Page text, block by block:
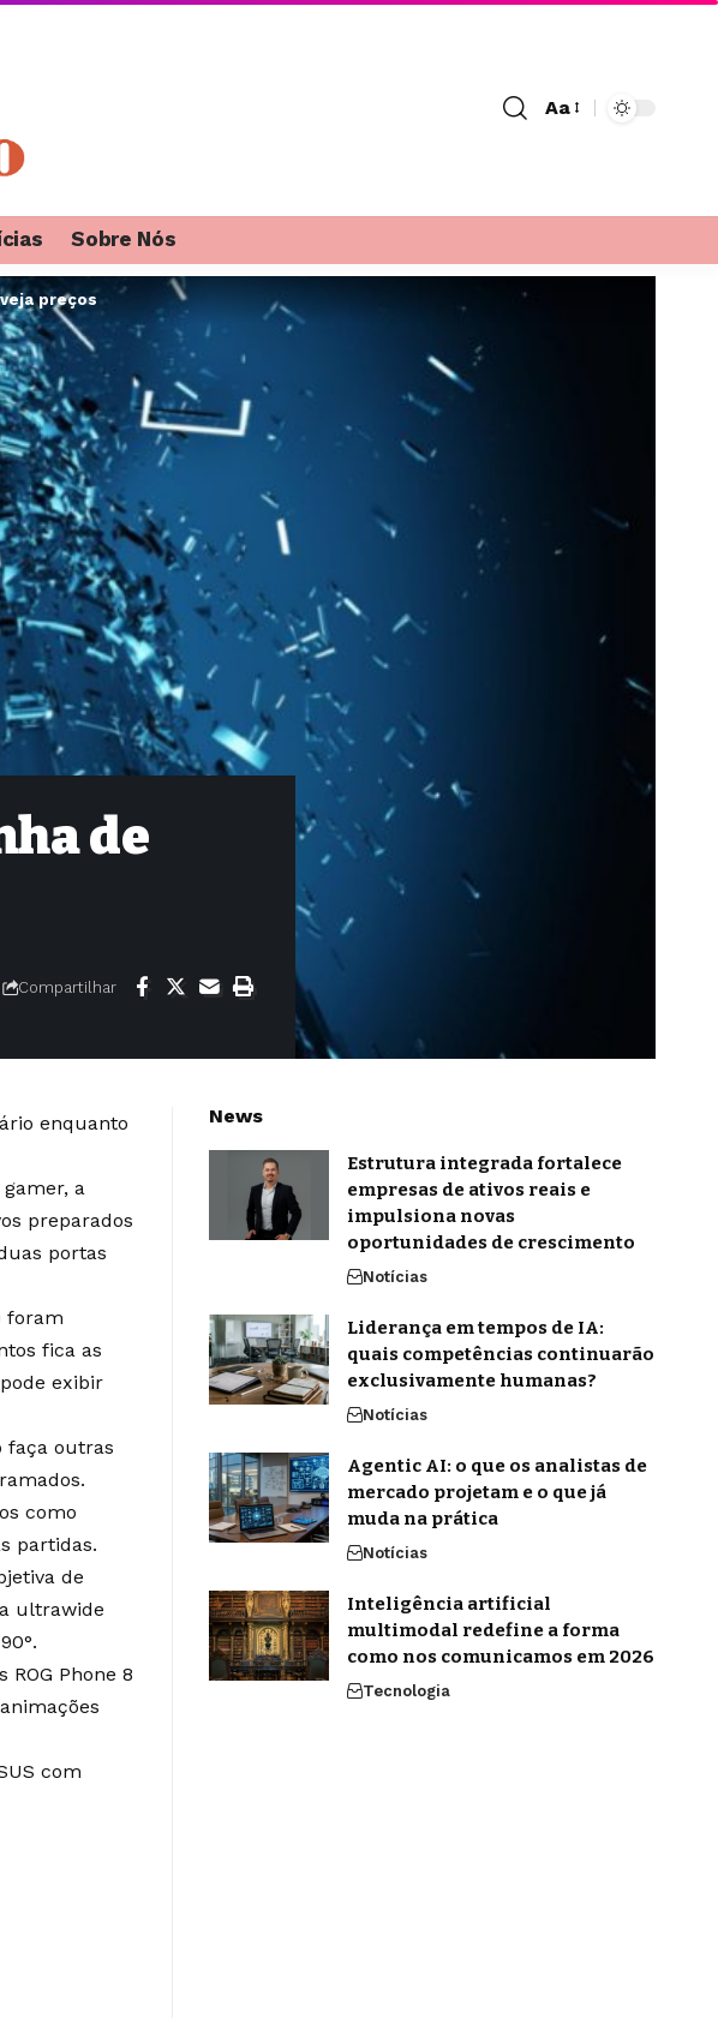
Aa
Sobre Nós
preços
de
Compartilhar
enquanto
a
preparados
portas
foram
fica as
exibir
faça outras
como
partidas.
de
ultrawide
Phone 8
com
News
Estrutura integrada fortalece
empresas de ativos reais e
impulsiona novas
oportunidades de crescimento
Notícias
Liderança em tempos de IA:
quais competências continuarão
exclusivamente humanas?
Notícias
Agentic AI: o que os analistas de
mercado projetam e o que já
muda na prática
Notícias
Inteligência artificial
multimodal redefine a forma
como nos comunicamos em 2026
Tecnologia